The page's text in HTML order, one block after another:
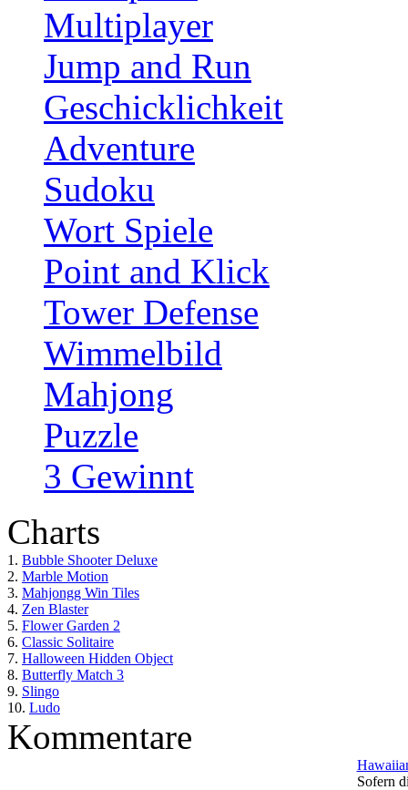
Multiplayer
Jump and Run
Geschicklichkeit
Adventure
Sudoku
Wort Spiele
Point and Klick
Tower Defense
Wimmelbild
Mahjong
Puzzle
3 Gewinnt
Charts
1. Bubble Shooter Deluxe
2. Marble Motion
3. Mahjongg Win Tiles
4. Zen Blaster
5. Flower Garden 2
6. Classic Solitaire
7. Halloween Hidden Object
8. Butterfly Match 3
9. Slingo
10. Ludo
Kommentare
Sofern